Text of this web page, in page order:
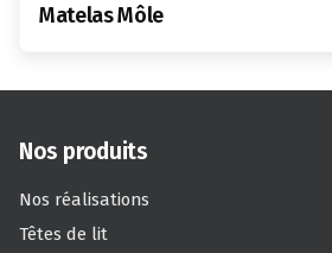
Matelas Môle
Nos produits
Nos réalisations
Têtes de lit